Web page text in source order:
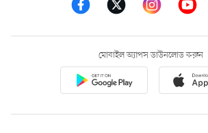
মোবাইল অ্যাপস ডাউনলোড করুন